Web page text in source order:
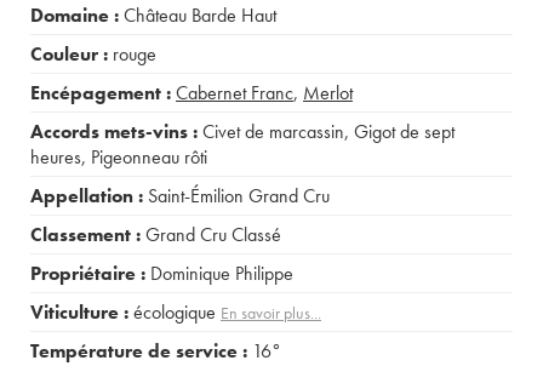
Domaine :Château Barde Haut
Couleur : rouge
Encépagement :Cabernet Franc, Merlot
Accords mets-vins :Civet de marcassin, Gigot de sept
heures, Pigeonneau rôti
Appellation : Saint-Émilion Grand Cru
Classement :Grand Cru Classé
Propriétaire : Dominique Philippe
Viticulture :écologique En savoir plus...
Température de service : 16°